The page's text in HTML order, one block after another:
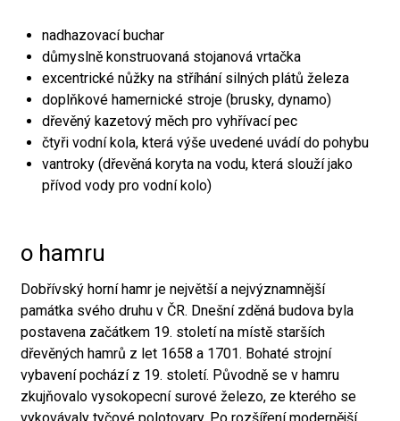
nadhazovací buchar
důmyslně konstruovaná stojanová vrtačka
excentrické nůžky na stříhání silných plátů železa
doplňkové hamernické stroje (brusky, dynamo)
dřevěný kazetový měch pro vyhřívací pec
čtyři vodní kola, která výše uvedené uvádí do pohybu
vantroky (dřevěná koryta na vodu, která slouží jako
přívod vody pro vodní kolo)
o hamru
Dobřívský horní hamr je největší a nejvýznamnější
památka svého druhu v ČR. Dnešní zděná budova byla
postavena začátkem 19. století na místě starších
dřevěných hamrů z let 1658 a 1701. Bohaté strojní
vybavení pochází z 19. století. Původně se v hamru
zkujňovalo vysokopecní surové železo, ze kterého se